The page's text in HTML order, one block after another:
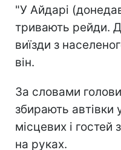
"У Айдарі
тривають рейди.
виїзди з
він.
За словами
збирають автівки
місцевих і
на руках.